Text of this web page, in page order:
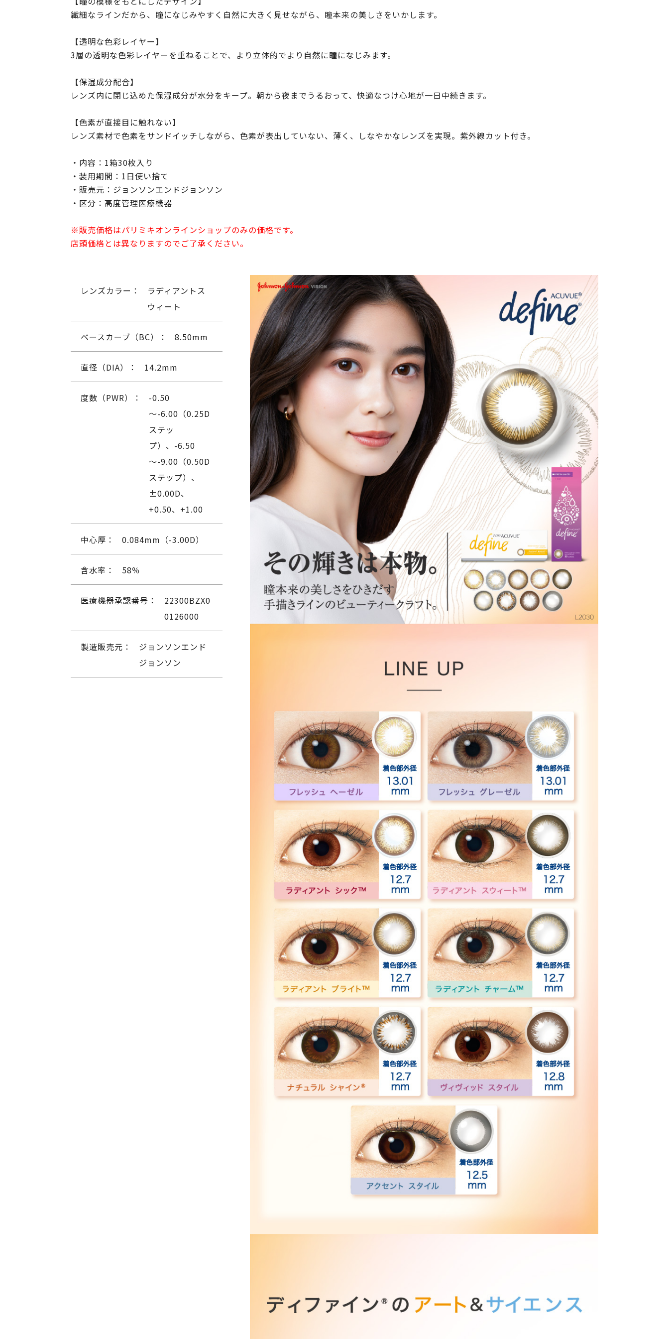
繊細なラインだから、瞳になじみやすく自然に大きく見せながら、瞳本来の美しさをいかします。
【透明な色彩レイヤー】
3層の透明な色彩レイヤーを重ねることで、より立体的でより自然に瞳になじみます。
【保湿成分配合】
レンズ内に閉じ込めた保湿成分が水分をキープ。朝から夜までうるおって、快適なつけ心地が一日中続きます。
【色素が直接目に触れない】
レンズ素材で色素をサンドイッチしながら、色素が表出していない、薄く、しなやかなレンズを実現。紫外線カット付き。
・内容：1箱30枚入り
・装用期間：1日使い捨て
・販売元：ジョンソンエンドジョンソン
・区分：高度管理医療機器
※販売価格はパリミキオンラインショップのみの価格です。
店頭価格とは異なりますのでご了承ください。
レンズカラー：
ラディアントス
ウィート
ベースカーブ（BC）： 8.50mm
直径（DIA）： 14.2mm
度数（PWR）：
-0.50
～-6.00（0.25D
ステッ
プ）、-6.50
～-9.00（0.50D
ステップ）、
±0.00D、
+0.50、+1.00
中心厚： 0.084mm（-3.00D）
含水率： 58％
医療機器承認番号：
22300BZX0
0126000
製造販売元：
ジョンソンエンド
ジョンソン